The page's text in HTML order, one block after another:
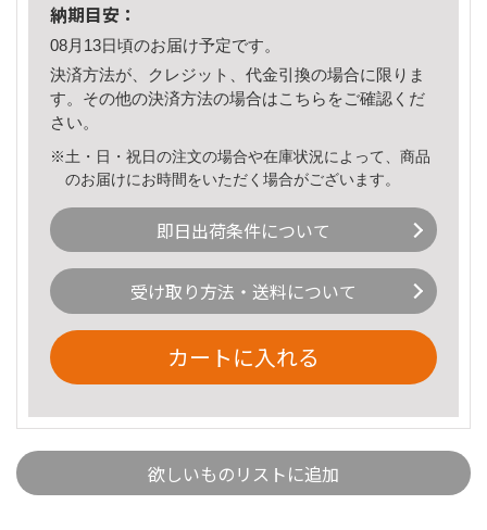
納期目安：
08月13日頃のお届け予定です。
決済方法が、クレジット、代金引換の場合に限りま
す。その他の決済方法の場合はこちら をご確認くだ
さい。
※土・日・祝日の注文の場合や在庫状況によって、商品
のお届けにお時間をいただく場合がございます。
即日出荷条件について
受け取り方法・送料について
カートに入れる
欲しいものリストに追加